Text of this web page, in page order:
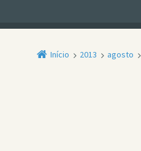
Início 2013 agosto